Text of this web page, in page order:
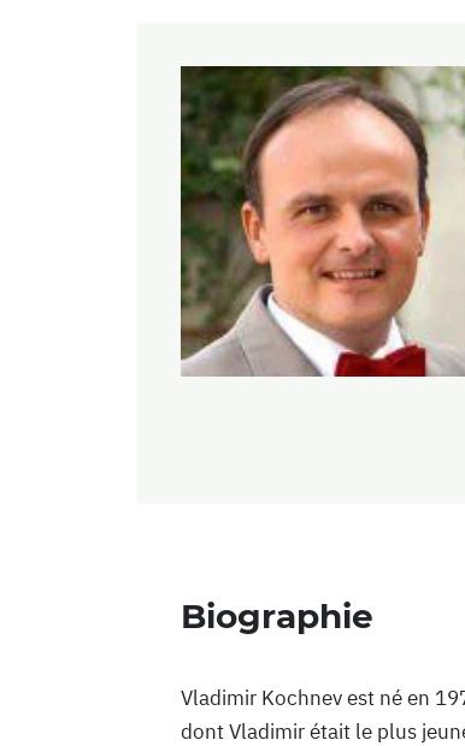
Biographie
Vladimir Kochnev est né en
dont Vladimir était le plus